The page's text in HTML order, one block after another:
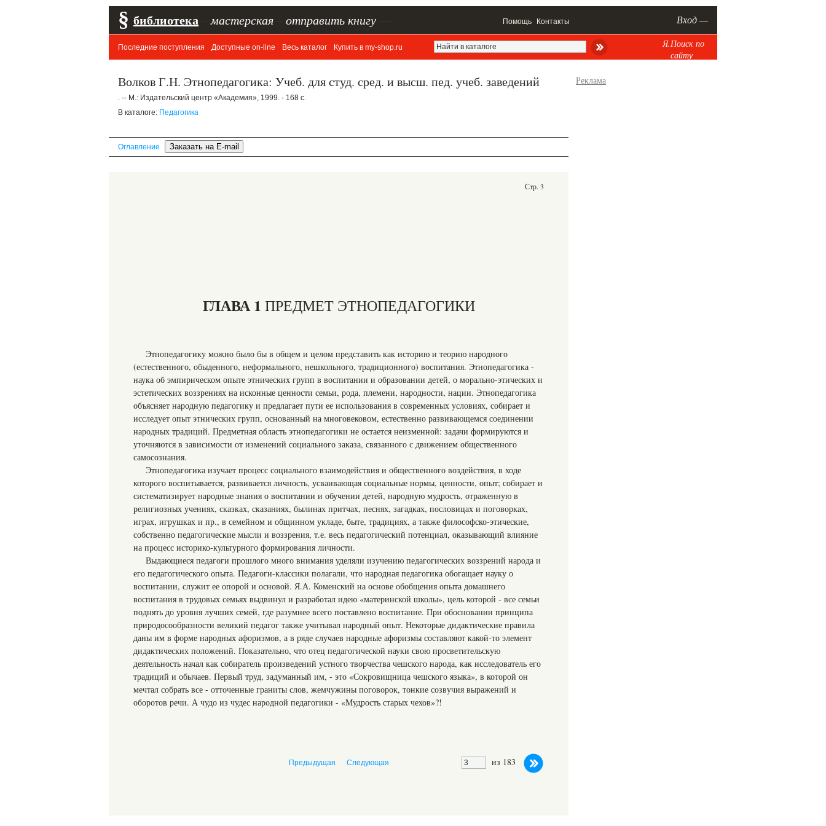
§ библиотека мастерская отправить книгу Помощь Контакты Вход —
Последние поступления Доступные on-line Весь каталог Купить в my-shop.ru
Я.Поиск по
сайту
Волков Г.Н. Этнопедагогика: Учеб. для студ. сред. и высш. пед. учеб. заведений
. -- М.: Издательский центр «Академия», 1999. - 168 с.
В каталоге: Педагогика
Оглавление
Стр. 3
ГЛАВА 1 ПРЕДМЕТ ЭТНОПЕДАГОГИКИ
Этнопедагогику можно было бы в общем и целом представить как историю и теорию народного
(естественного, обыденного, неформального, нешкольного, традиционного) воспитания. Этнопедагогика -
наука об эмпирическом опыте этнических групп в воспитании и образовании детей, о морально-этических и
эстетических воззрениях на исконные ценности семьи, рода, племени, народности, нации. Этнопедагогика
объясняет народную педагогику и предлагает пути ее использования в современных условиях, собирает и
исследует опыт этнических групп, основанный на многовековом, естественно развивающемся соединении
народных традиций. Предметная область этнопедагогики не остается неизменной: задачи формируются и
уточняются в зависимости от изменений социального заказа, связанного с движением общественного
самосознания.
Этнопедагогика изучает процесс социального взаимодействия и общественного воздействия, в ходе
которого воспитывается, развивается личность, усваивающая социальные нормы, ценности, опыт; собирает и
систематизирует народные знания о воспитании и обучении детей, народную мудрость, отраженную в
религиозных учениях, сказках, сказаниях, былинах притчах, песнях, загадках, пословицах и поговорках,
играх, игрушках и пр., в семейном и общинном укладе, быте, традициях, а также философско-этические,
собственно педагогические мысли и воззрения, т.е. весь педагогический потенциал, оказывающий влияние
на процесс историко-культурного формирования личности.
Выдающиеся педагоги прошлого много внимания уделяли изучению педагогических воззрений народа и
его педагогического опыта. Педагоги-классики полагали, что народная педагогика обогащает науку о
воспитании, служит ее опорой и основой. Я.А. Коменский на основе обобщения опыта домашнего
воспитания в трудовых семьях выдвинул и разработал идею «материнской школы», цель которой - все семьи
поднять до уровня лучших семей, где разумнее всего поставлено воспитание. При обосновании принципа
природосообразности великий педагог также учитывал народный опыт. Некоторые дидактические правила
даны им в форме народных афоризмов, а в ряде случаев народные афоризмы составляют какой-то элемент
дидактических положений. Показательно, что отец педагогической науки свою просветительскую
деятельность начал как собиратель произведений устного творчества чешского народа, как исследователь его
традиций и обычаев. Первый труд, задуманный им, - это «Сокровищница чешского языка», в которой он
мечтал собрать все - отточенные граниты слов, жемчужины поговорок, тонкие созвучия выражений и
оборотов речи. А чудо из чудес народной педагогики - «Мудрость старых чехов»?!
из 183
Предыдущая Следующая
Реклама